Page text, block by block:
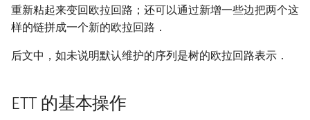
Meissel–Lehmer 算法
支配树
重新粘起来变回欧拉回路；还可以通过新增一些边把两个这
样的链拼成一个新的欧拉回路．
后文中，如未说明默认维护的序列是树的欧拉回路表示．
ETT 的基本操作